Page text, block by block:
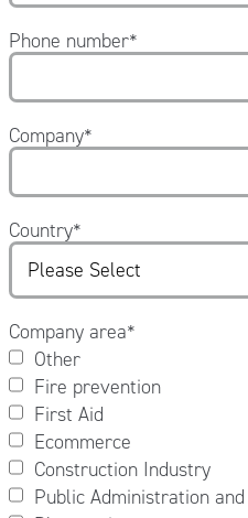
Phone number*
Company*
Country*
Company area*
Other
Fire prevention
First Aid
Ecommerce
Construction Industry
Public Administration